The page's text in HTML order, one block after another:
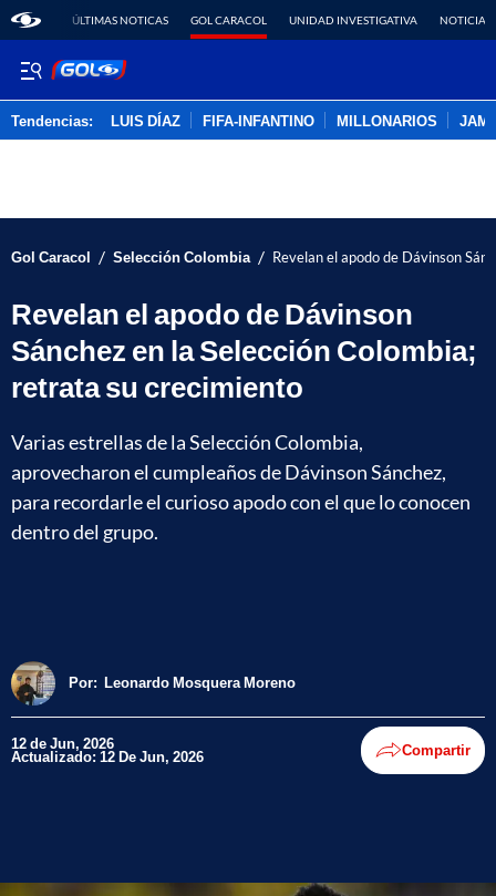
ÚLTIMAS NOTICAS GOL CARACOL UNIDAD INVESTIGATIVA NOTICIAS
Tendencias: LUIS DÍAZ FIFA-INFANTINO MILLONARIOS
Gol Caracol / Selección Colombia / Revelan el apodo de Dávinson
Revelan el apodo de Dávinson
Sánchez en la Selección Colombia;
retrata su crecimiento
Varias estrellas de la Selección Colombia,
aprovecharon el cumpleaños de Dávinson Sánchez,
para recordarle el curioso apodo con el que lo conocen
dentro del grupo.
Por: Leonardo Mosquera Moreno
12 de Jun, 2026
Actualizado: 12 De Jun, 2026 Compartir